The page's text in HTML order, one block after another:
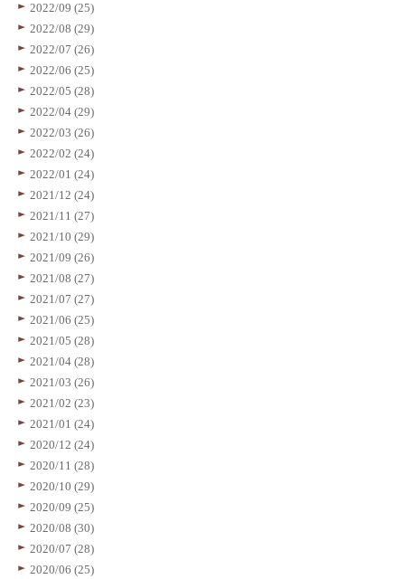
2022/09 (25)
2022/08 (29)
2022/07 (26)
2022/06 (25)
2022/05 (28)
2022/04 (29)
2022/03 (26)
2022/02 (24)
2022/01 (24)
2021/12 (24)
2021/11 (27)
2021/10 (29)
2021/09 (26)
2021/08 (27)
2021/07 (27)
2021/06 (25)
2021/05 (28)
2021/04 (28)
2021/03 (26)
2021/02 (23)
2021/01 (24)
2020/12 (24)
2020/11 (28)
2020/10 (29)
2020/09 (25)
2020/08 (30)
2020/07 (28)
2020/06 (25)